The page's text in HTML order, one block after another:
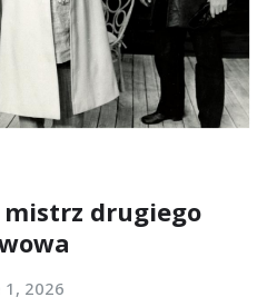
mistrz drugiego
1, 2026